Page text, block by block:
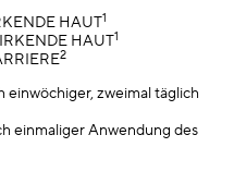
HAUT1
HAUT1
2
einwöchiger, zweimal täglich
einmaliger Anwendung des